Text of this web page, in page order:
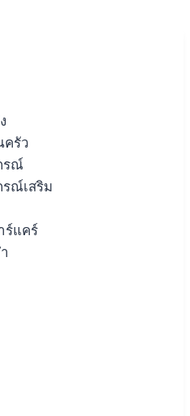
ครัว
รณ์
รณ์เสริม
ร์แคร์